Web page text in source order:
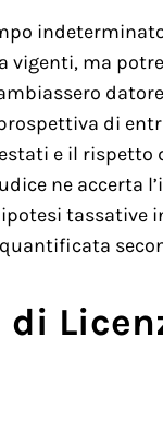
vigenti, ma
di
e il
ne accerta
tassative
di